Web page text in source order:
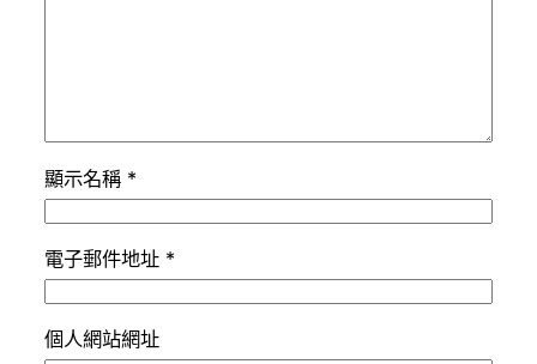
顯示名稱 *
電子郵件地址 *
個人網站網址